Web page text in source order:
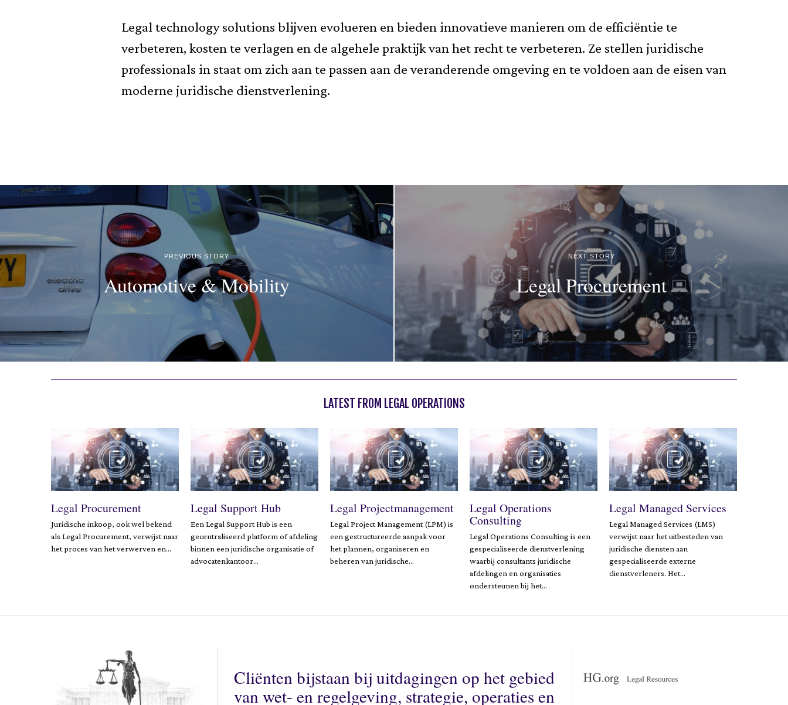
Legal technology solutions blijven evolueren en bieden innovatieve manieren om de efficiëntie te
verbeteren, kosten te verlagen en de algehele praktijk van het recht te verbeteren. Ze stellen juridische
professionals in staat om zich aan te passen aan de veranderende omgeving en te voldoen aan de eisen van
moderne juridische dienstverlening.
PREVIOUS STORY
Automotive & Mobility
NEXT STORY
Legal Procurement
LATEST FROM LEGAL OPERATIONS
Legal Procurement
Juridische inkoop, ook wel bekend
als Legal Procurement, verwijst naar
het proces van het verwerven en…
Legal Support Hub
Een Legal Support Hub is een
gecentraliseerd platform of afdeling
binnen een juridische organisatie of
advocatenkantoor…
Legal Projectmanagement
Legal Project Management (LPM) is
een gestructureerde aanpak voor
het plannen, organiseren en
beheren van juridische…
Legal Operations
Consulting
Legal Operations Consulting is een
gespecialiseerde dienstverlening
waarbij consultants juridische
afdelingen en organisaties
ondersteunen bij het…
Legal Managed Services
Legal Managed Services (LMS)
verwijst naar het uitbesteden van
juridische diensten aan
gespecialiseerde externe
dienstverleners. Het…
Cliënten bijstaan bij uitdagingen op het gebied
van wet- en regelgeving, strategie, operaties en